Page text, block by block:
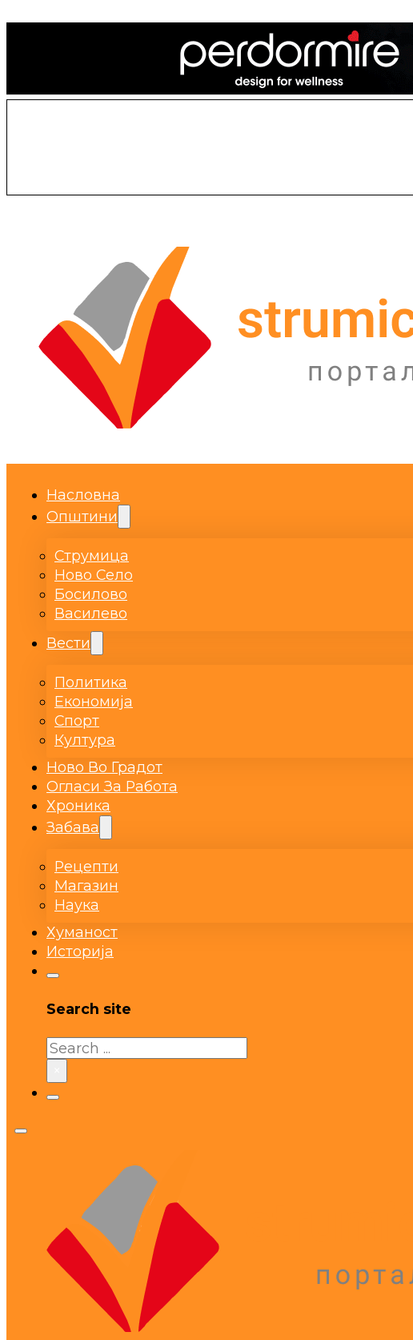
Насловна
Општини
Струмица
Ново Село
Босилово
Василево
Вести
Политика
Економија
Спорт
Култура
Ново Во Градот
Огласи За Работа
Хроника
Забава
Рецепти
Магазин
Наука
Хуманост
Историја
Search site
Search